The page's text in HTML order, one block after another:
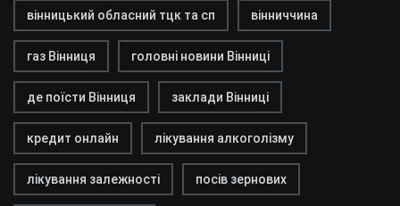
вінницький обласний тцк та сп вінниччина
газ Вінниця головні новини Вінниці
де поїсти Вінниця заклади Вінниці
кредит онлайн лікування алкоголізму
лікування залежності посів зернових